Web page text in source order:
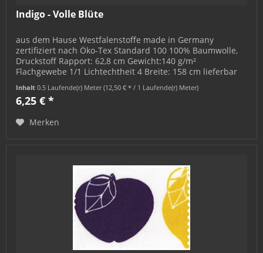
Indigo - Volle Blüte
aus dem Hause Westfalenstoffe made in Germany
zertifiziert nach Öko-Tex Standard 100 100% Baumwolle,
Druckstoff Rapport: 62,8 cm Gewicht:140 g/m²
Flachgewebe 1/1 Lichtechtheit 4 Breite: 158 cm lieferbar
Inhalt0.5 Laufende(r) Meter(12,50 € * / 1 Laufende(r) Meter)
6,25 € *
Merken